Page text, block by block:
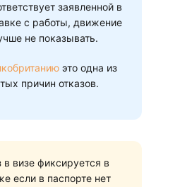
заявленной в
с работы, движение
не показывать.
это одна из
причин отказов.
в визе фиксируется в
если в паспорте нет